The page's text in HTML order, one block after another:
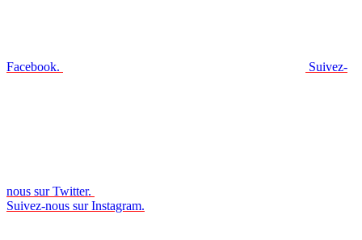
Facebook. Suivez-
nous sur Twitter.
Suivez-nous sur Instagram.